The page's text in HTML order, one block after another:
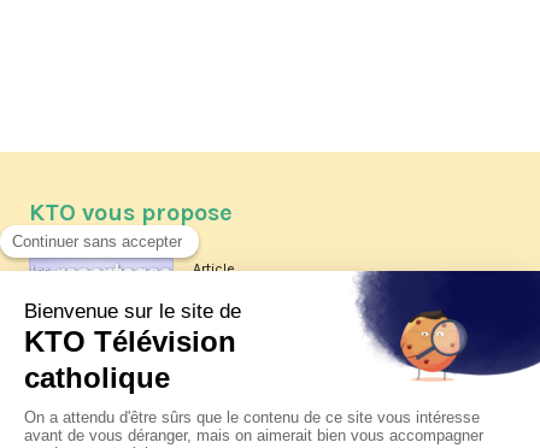
KTO vous propose
Article
Les reportages d'été 2026 de KTO
La visite pastorale du pape Léon
XIV à Assise à suivre sur KTO le
jeudi 6 août